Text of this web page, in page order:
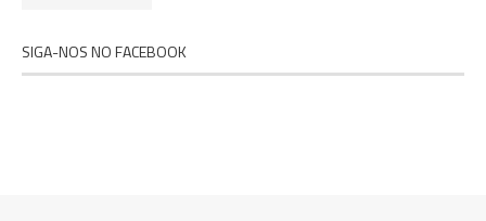
SIGA-NOS NO FACEBOOK